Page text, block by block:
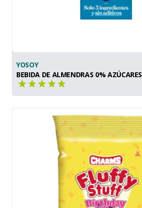
YOSOY
BEBIDA DE ALMENDRAS 0% AZÚCARES